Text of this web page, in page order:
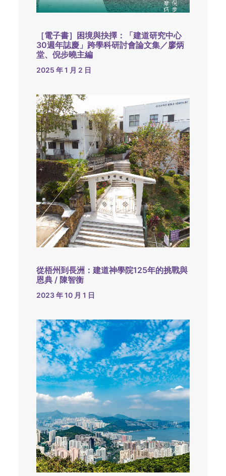
［電子書］困境與抉擇：「建道研究中心
30週年誌慶」跨學科研討會論文集／廖炳
堂、倪步曉主編
2025 年 1 月 2 日
從梧州到長洲：建道神學院125年的挑戰與
恩典 / 陳智衡
2023 年 10 月 1 日